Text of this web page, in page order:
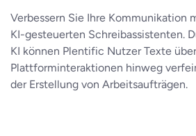
Verbessern Sie Ihre Kommunikation
KI-gesteuerten Schreibassistenten.
KI können Plentific Nutzer Texte
Plattforminteraktionen hinweg
der Erstellung von Arbeitsaufträgen.